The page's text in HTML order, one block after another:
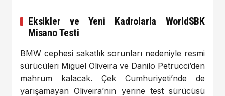
Eksikler ve Yeni Kadrolarla WorldSBK
Misano Testi
BMW cephesi sakatlık sorunları nedeniyle resmi
sürücüleri Miguel Oliveira ve Danilo Petrucci’den
mahrum kalacak. Çek Cumhuriyeti’nde de
yarışamayan Oliveira’nın yerine test sürücüsü